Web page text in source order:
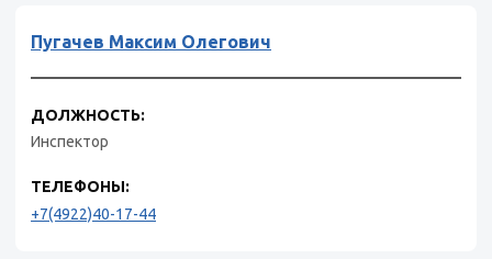
Пугачев Максим Олегович
ДОЛЖНОСТЬ:
Инспектор
ТЕЛЕФОНЫ:
+7(4922)40-17-44